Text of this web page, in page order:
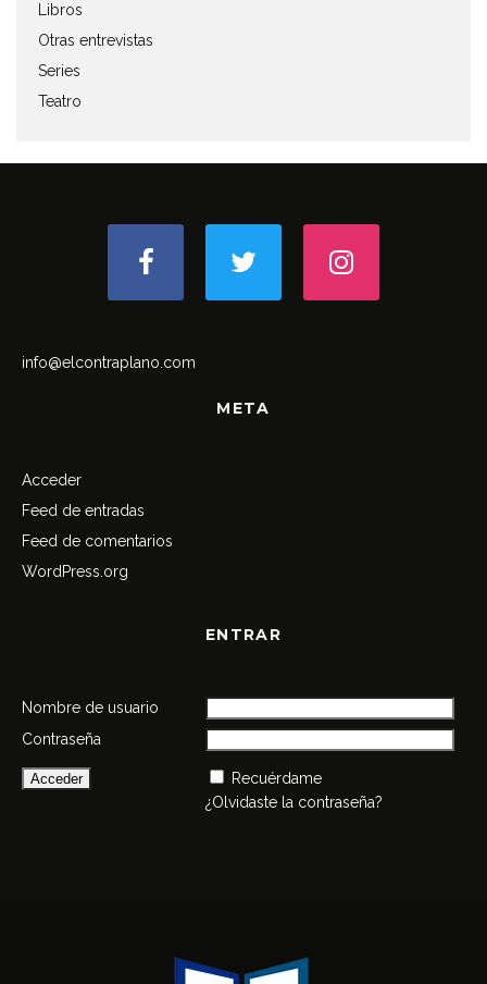
Libros
Otras entrevistas
Series
Teatro
info@elcontraplano.com
META
Acceder
Feed de entradas
Feed de comentarios
WordPress.org
ENTRAR
Nombre de usuario
Contraseña
Recuérdame
¿Olvidaste la contraseña?